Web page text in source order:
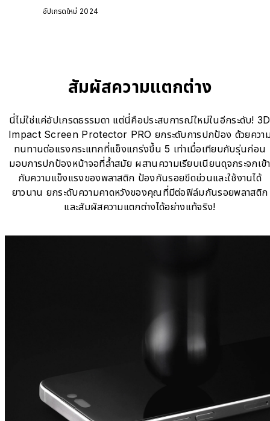
อัปเกรดใหม่ 2024
สัมผัสความแตกต่าง
นี่ไม่ใช่แค่อัปเกรดธรรมดา แต่นี่คือประสบการณ์ใหม่ในอีกระดับ! 3D
Impact Screen Protector PRO ยกระดับการปกป้อง ด้วยควา
ทนทานต่อแรงกระแทกที่แข็งแกร่งขึ้น 5 เท่าเมื่อเทียบกับรุ่นก่อน
มอบการปกป้องหน้าจอที่ล้ำสมัย ผสานความเรียบเนียนดุจกระจกเข้า
กับความแข็งแรงของพลาสติก ป้องกันรอยขีดข่วนและใช้งานได้
ยาวนาน ยกระดับความคาดหวังของคุณที่มีต่อฟิล์มกันรอยพลาสติก
และสัมผัสความแตกต่างได้อย่างแท้จริง!